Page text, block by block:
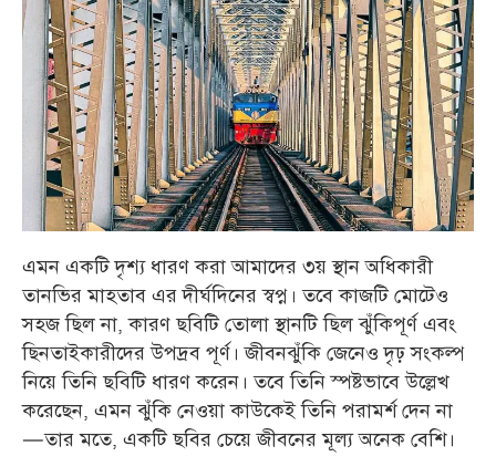
এমন একটি দৃশ্য ধারণ করা আমাদের ৩য় স্থান অধিকারী
তানভির মাহতাব এর দীর্ঘদিনের স্বপ্ন। তবে কাজটি মোটেও
সহজ ছিল না, কারণ ছবিটি তোলা স্থানটি ছিল ঝুঁকিপূর্ণ এবং
ছিনতাইকারীদের উপদ্রব পূর্ণ। জীবনঝুঁকি জেনেও দৃঢ় সংকল্প
নিয়ে তিনি ছবিটি ধারণ করেন। তবে তিনি স্পষ্টভাবে উল্লেখ
করেছেন, এমন ঝুঁকি নেওয়া কাউকেই তিনি পরামর্শ দেন না
—তার মতে, একটি ছবির চেয়ে জীবনের মূল্য অনেক বেশি।